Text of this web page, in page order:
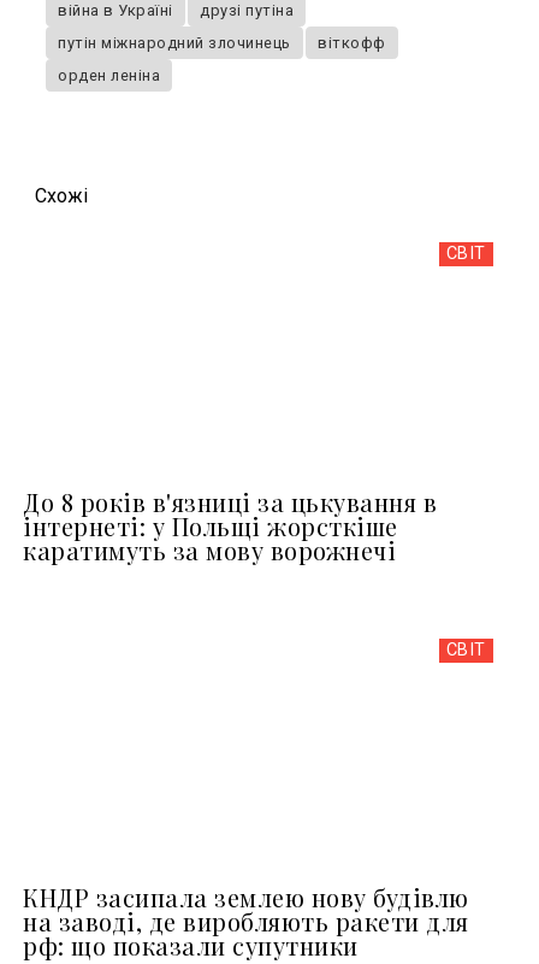
війна в Україні
друзі путіна
путін міжнародний злочинець
віткофф
орден леніна
Схожi
СВІТ
До 8 років в'язниці за цькування в
інтернеті: у Польщі жорсткіше
каратимуть за мову ворожнечі
СВІТ
КНДР засипала землею нову будівлю
на заводі, де виробляють ракети для
рф: що показали супутники